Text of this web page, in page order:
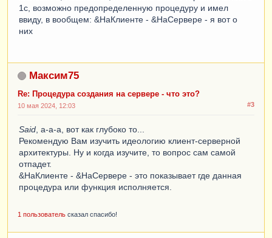
1с, возможно предопределенную процедуру и имел
ввиду, в вообщем: &НаКлиенте - &НаСервере - я вот о
них
Максим75
Re: Процедура создания на сервере - что это?
#3
10 мая 2024, 12:03
Said , а-а-а, вот как глубоко то...
Рекомендую Вам изучить идеологию клиент-серверной
архитектуры. Ну и когда изучите, то вопрос сам самой
отпадет.
&НаКлиенте - &НаСервере - это показывает где данная
процедура или функция исполняется.
1 пользователь сказал спасибо!